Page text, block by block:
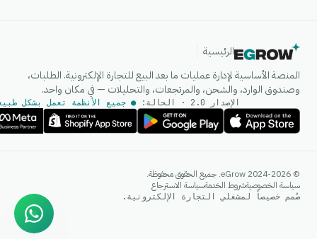
الرئيسية
المنصة الأساسية لإدارة عمليات ما بعد البيع للتجارة الإلكترونية. الطلبات،
وصندوق الوارد، والشحن، والمرتجعات، والتحليلات — في مكان واحد.
الإصدار 2.0 · الحالة: ● جميع الأنظمة تعمل بشكل
© 2024-2026 eGrow. جميع الحقوق محفوظة.
سياسة الخصوصيةشروط الخدمةسياسة الاسترجاع
صُمم خصيصاً لمشغلي التجارة الإلكترونية.
إجابات فورية على واتساب